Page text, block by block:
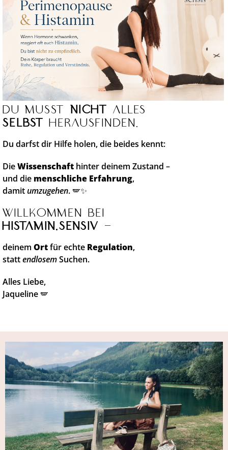
Du musst nicht alles
selbst herausfinden.
Du darfst dir Hilfe holen, die beides kennt:
DieWissenschaft hinter deinem Zustand –
und die menschliche Erfahrung,
damitumzugehen. 🪽✨
Willkommen bei
histamin.sensiv –
deinem Ortfür echte Regulation,
stattendlosemSuchen.
Alles Liebe,
Jaqueline 🪽